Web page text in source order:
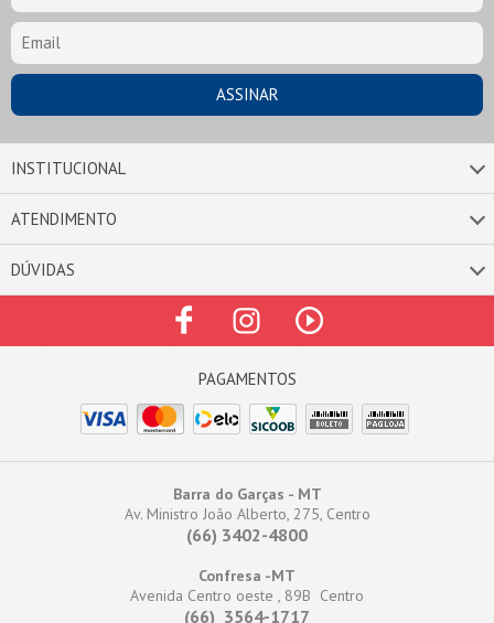
INSTITUCIONAL
ATENDIMENTO
DÚVIDAS
Barra do Garças - MT
Av. Ministro João Alberto, 275, Centro
(66) 3402-4800
Confresa -MT
Avenida Centro oeste , 89B Centro
(66) 3564-1717